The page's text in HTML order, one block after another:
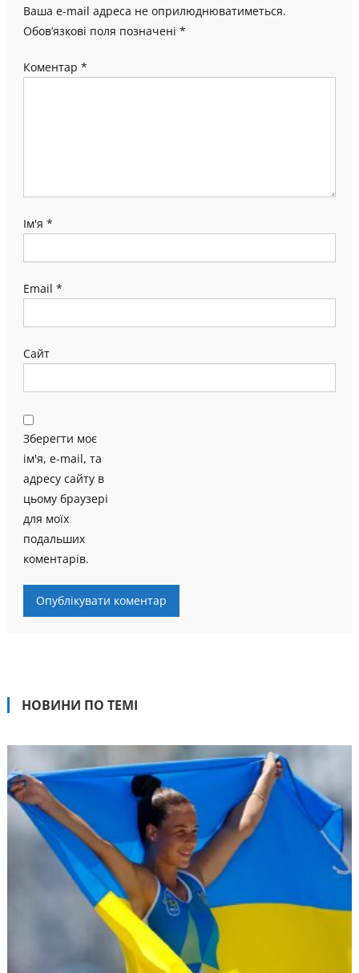
Ваша e-mail адреса не оприлюднюватиметься.
Обов’язкові поля позначені *
Коментар *
Ім'я *
Email *
Сайт
Зберегти моє
ім'я, e-mail, та
адресу сайту в
цьому браузері
для моїх
подальших
коментарів.
НОВИНИ ПО ТЕМІ